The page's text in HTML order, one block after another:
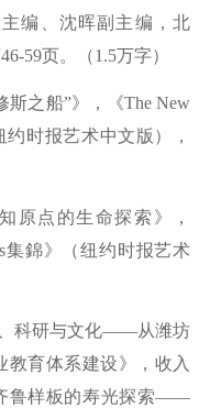
编、沈晖副主编，北
46-59页。（1 .5万字）
斯之船”》，《The New
约时报艺术中文版），
原点的生命探索》，
集錦》（纽约时报艺术
科研与文化——从潍坊
育体系建设》，收入
鲁样板的寿光探索——